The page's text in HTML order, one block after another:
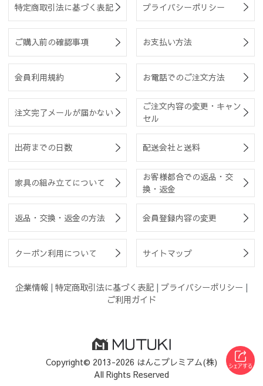
特定商取引法に基づく表記 プライバシーポリシー
ご購入前の確認事項 お支払い方法
会員利用規約 お電話でのご注文方法
注文完了メールが届かない
ご注文内容の変更・キャン
セル
出荷までの日数 配送会社と送料
家具の組み立てについて
お客様都合での返品・交
換・返金
返品・交換・返金の方法 会員登録内容の変更
クーポン利用について サイトマップ
企業情報 | 特定商取引法に基づく表記 | プライバシーポリシー |
ご利用ガイド
Copyright© 2013-2026 はんこプレミアム(株)
All Rights Reserved